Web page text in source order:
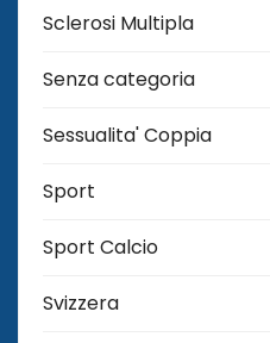
Sclerosi Multipla
Senza categoria
Sessualita' Coppia
Sport
Sport Calcio
Svizzera